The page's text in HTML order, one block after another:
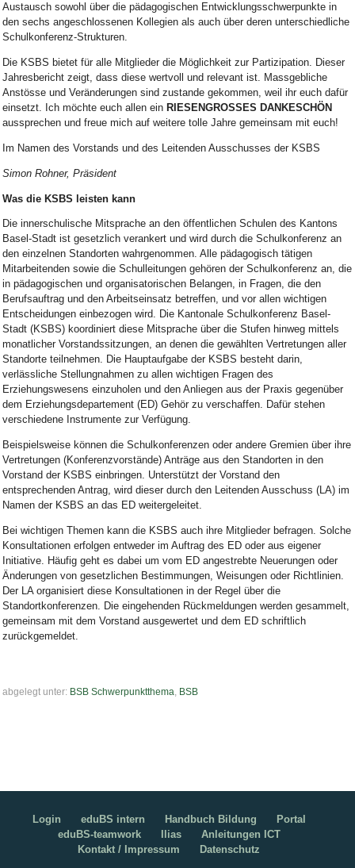
Austausch sowohl über die pädagogischen Entwicklungsschwerpunkte in
den sechs angeschlossenen Kollegien als auch über deren unterschiedliche
Schulkonferenz-Strukturen.
Die KSBS bietet für alle Mitglieder die Möglichkeit zur Partizipation. Dieser
Jahresbericht zeigt, dass diese wertvoll und relevant ist. Massgebliche
Anstösse und Veränderungen sind zustande gekommen, weil ihr euch dafür
einsetzt. Ich möchte euch allen ein RIESENGROSSES DANKESCHÖN
aussprechen und freue mich auf weitere tolle Jahre gemeinsam mit euch!
Im Namen des Vorstands und des Leitenden Ausschusses der KSBS
Simon Rohner, Präsident
Was die KSBS leisten kann
Die innerschulische Mitsprache an den öffentlichen Schulen des Kantons
Basel-Stadt ist gesetzlich verankert und wird durch die Schulkonferenz an
den einzelnen Standorten wahrgenommen. Alle pädagogisch tätigen
Mitarbeitenden sowie die Schulleitungen gehören der Schulkonferenz an, die
in pädagogischen und organisatorischen Belangen, in Fragen, die den
Berufsauftrag und den Arbeitseinsatz betreffen, und vor allen wichtigen
Entscheidungen einbezogen wird. Die Kantonale Schulkonferenz Basel-
Stadt (KSBS) koordiniert diese Mitsprache über die Stufen hinweg mittels
monatlicher Vorstandssitzungen, an denen die gewählten Vertretungen aller
Standorte teilnehmen. Die Hauptaufgabe der KSBS besteht darin,
verlässliche Stellungnahmen zu allen wichtigen Fragen des
Erziehungswesens einzuholen und den Anliegen aus der Praxis gegenüber
dem Erziehungsdepartement (ED) Gehör zu verschaffen. Dafür stehen
verschiedene Instrumente zur Verfügung.
Beispielsweise können die Schulkonferenzen oder andere Gremien über ihre
Vertretungen (Konferenzvorstände) Anträge aus den Standorten in den
Vorstand der KSBS einbringen. Unterstützt der Vorstand den
entsprechenden Antrag, wird dieser durch den Leitenden Ausschuss (LA) im
Namen der KSBS an das ED weitergeleitet.
Bei wichtigen Themen kann die KSBS auch ihre Mitglieder befragen. Solche
Konsultationen erfolgen entweder im Auftrag des ED oder aus eigener
Initiative. Häufig geht es dabei um vom ED angestrebte Neuerungen oder
Änderungen von gesetzlichen Bestimmungen, Weisungen oder Richtlinien.
Der LA organisiert diese Konsultationen in der Regel über die
Standortkonferenzen. Die eingehenden Rückmeldungen werden gesammelt,
gemeinsam mit dem Vorstand ausgewertet und dem ED schriftlich
zurückgemeldet.
abgelegt unter: BSB Schwerpunktthema BSB
Login eduBS intern Handbuch Bildung
Portal
eduBS-teamwork
Ilias
Anleitungen ICT
Kontakt / Impressum
Datenschutz